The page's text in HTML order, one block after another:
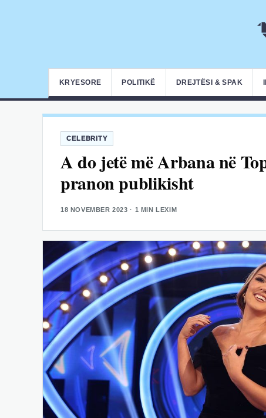
KRYESORE POLITIKË DREJTËSI & SPAK
CELEBRITY
A do jetë më Arbana në
pranon publikisht
18 NOVEMBER 2023 · 1 MIN LEXIM